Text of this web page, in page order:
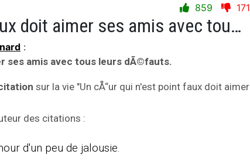
859 171
Un cÅ“ur qui n'est point faux doit aimer ses amis avec tous leurs dÃ©fauts.
:
ses amis avec tous leurs dÃ©fauts.
sur la vie "Un cÅ“ur qui n'est point faux doit aimer
des citations :
d'un peu de jalousie.